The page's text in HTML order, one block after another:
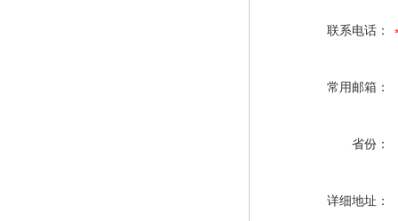
联系电话：
常用邮箱：
省份：
详细地址：